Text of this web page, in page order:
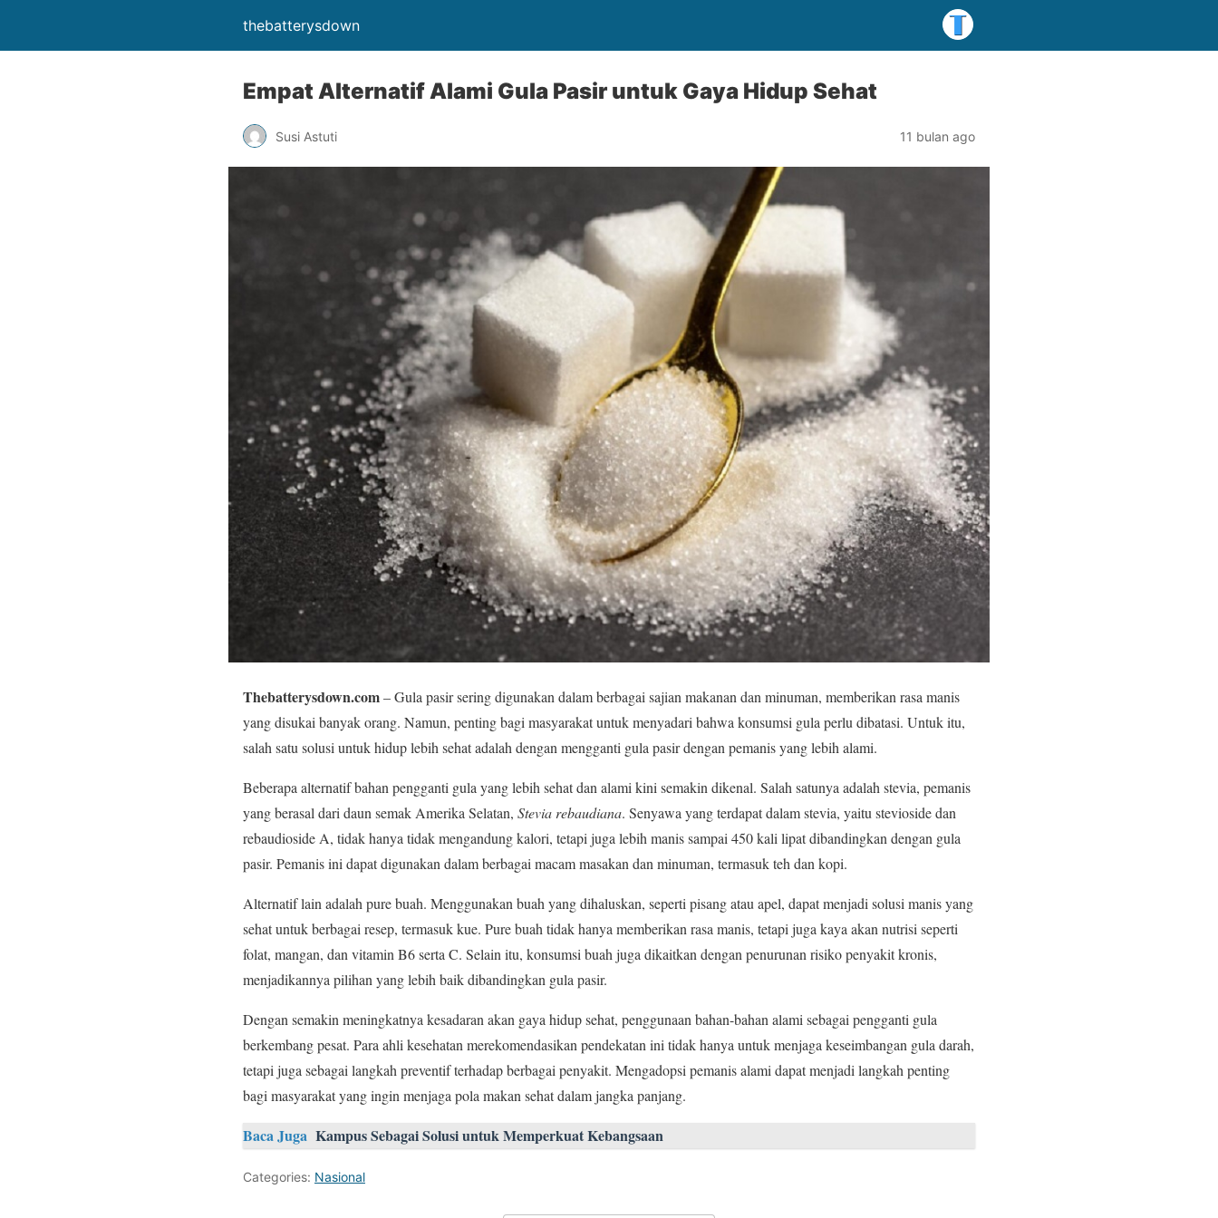
thebatterysdown
Empat Alternatif Alami Gula Pasir untuk Gaya Hidup Sehat
Susi Astuti 11 bulan ago
Thebatterysdown.com– Gula pasir sering digunakan dalam berbagai sajian makanan dan minuman, memberikan rasa manis
yang disukai banyak orang. Namun, penting bagi masyarakat untuk menyadari bahwa konsumsi gula perlu dibatasi. Untuk itu,
salah satu solusi untuk hidup lebih sehat adalah dengan mengganti gula pasir dengan pemanis yang lebih alami.
Beberapa alternatif bahan pengganti gula yang lebih sehat dan alami kini semakin dikenal. Salah satunya adalah stevia, pemanis
yang berasal dari daun semak Amerika Selatan, Stevia rebaudiana. Senyawa yang terdapat dalam stevia, yaitu stevioside dan
rebaudioside A, tidak hanya tidak mengandung kalori, tetapi juga lebih manis sampai 450 kali lipat dibandingkan dengan gula
pasir. Pemanis ini dapat digunakan dalam berbagai macam masakan dan minuman, termasuk teh dan kopi.
Alternatif lain adalah pure buah. Menggunakan buah yang dihaluskan, seperti pisang atau apel, dapat menjadi solusi manis yang
sehat untuk berbagai resep, termasuk kue. Pure buah tidak hanya memberikan rasa manis, tetapi juga kaya akan nutrisi seperti
folat, mangan, dan vitamin B6 serta C. Selain itu, konsumsi buah juga dikaitkan dengan penurunan risiko penyakit kronis,
menjadikannya pilihan yang lebih baik dibandingkan gula pasir.
Dengan semakin meningkatnya kesadaran akan gaya hidup sehat, penggunaan bahan-bahan alami sebagai pengganti gula
berkembang pesat. Para ahli kesehatan merekomendasikan pendekatan ini tidak hanya untuk menjaga keseimbangan gula darah,
tetapi juga sebagai langkah preventif terhadap berbagai penyakit. Mengadopsi pemanis alami dapat menjadi langkah penting
bagi masyarakat yang ingin menjaga pola makan sehat dalam jangka panjang.
Baca Juga Kampus Sebagai Solusi untuk Memperkuat Kebangsaan
Categories: Nasional